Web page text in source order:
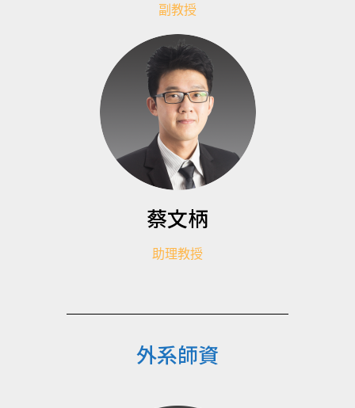
副教授
蔡文柄
助理教授
外系師資